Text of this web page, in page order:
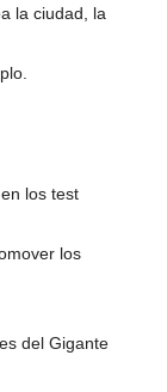
la ciudad, la
los test
los
del Gigante